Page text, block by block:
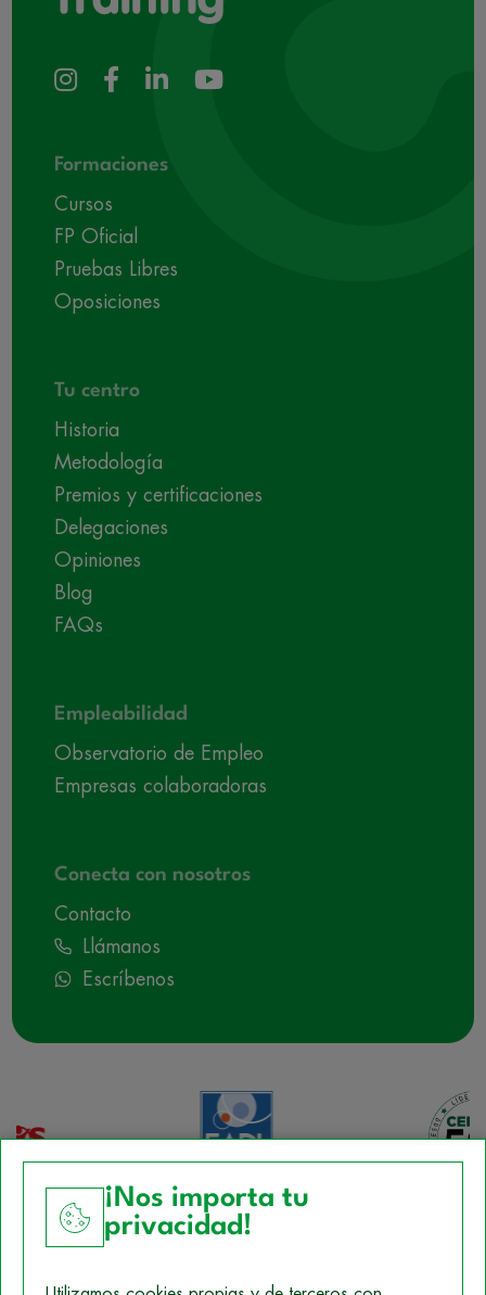
Formaciones
Cursos
FP Oficial
Pruebas Libres
Oposiciones
Tu centro
Historia
Metodología
Premios y certificaciones
Delegaciones
Opiniones
Blog
FAQs
Empleabilidad
Observatorio de Empleo
Empresas colaboradoras
Conecta con nosotros
Contacto
Llámanos
Escríbenos
¡Nos importa tu
privacidad!